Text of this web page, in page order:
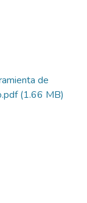
de
(1.66 MB)